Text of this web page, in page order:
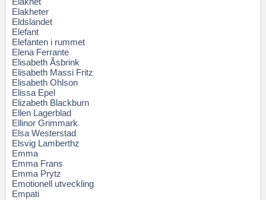
Elakheter
Eldslandet
Elefant
Elefanten i rummet
Elena Ferrante
Elisabeth Åsbrink
Elisabeth Massi Fritz
Elisabeth Ohlson
Elissa Epel
Elizabeth Blackburn
Ellen Lagerblad
Ellinor Grimmark
Elsa Westerstad
Elsvig Lamberthz
Emma
Emma Frans
Emma Prytz
Emotionell utveckling
Empati